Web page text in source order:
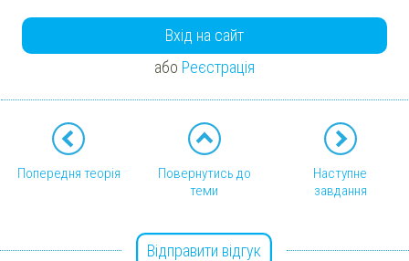
Вхід на сайт
або Реєстрація
Попередня теорія
Повернутись до
теми
Наступне
завдання
Відправити відгук